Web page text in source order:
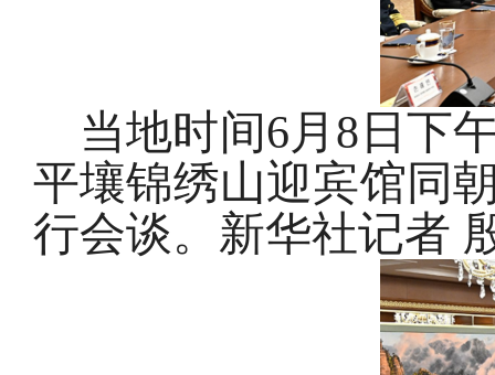
当地时间6月8日下
平壤锦绣山迎宾馆同
行会谈。新华社记者